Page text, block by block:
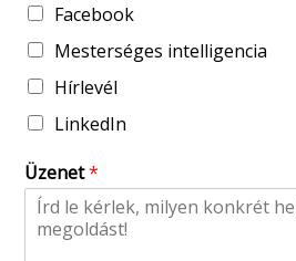
Facebook
Mesterséges intelligencia
Hírlevél
LinkedIn
Üzenet*